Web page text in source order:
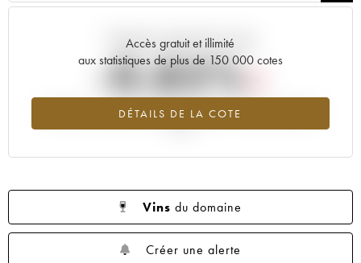
Accès gratuit et illimité
aux statistiques de plus de 150 000 cotes
DÉTAILS DE LA COTE
Tendance actuelle de la cote
-0.85%
Tendance à la baisse du millésime 2000 en 2026 par rapport à
Vins du domaine
Créer une alerte